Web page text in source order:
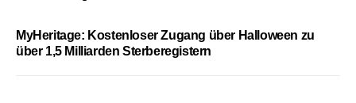
MyHeritage: Kostenloser Zugang über Halloween zu
über 1,5 Milliarden Sterberegistern